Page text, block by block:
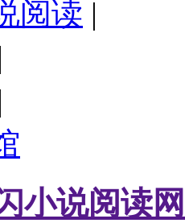
阅读 |
|
|
小说阅读网